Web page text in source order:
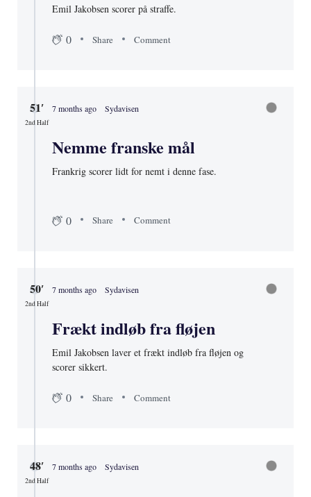
Emil Jakobsen scorer på straffe.
0 Share Comment
51′
2nd Half
7 months ago Sydavisen
Nemme franske mål
Frankrig scorer lidt for nemt i denne fase.
0 Share Comment
50′
2nd Half
7 months ago Sydavisen
Frækt indløb fra fløjen
Emil Jakobsen laver et frækt indløb fra fløjen og
scorer sikkert.
0 Share Comment
48′
2nd Half
7 months ago Sydavisen